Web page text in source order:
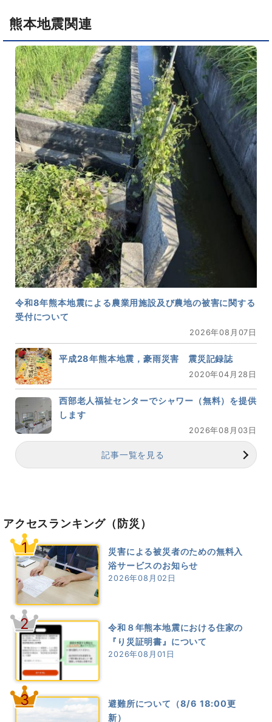
熊本地震関連
令和8年熊本地震による農業用施設及び農地の被害に関する
受付について
2026年08月07日
平成28年熊本地震，豪雨災害 震災記録誌
2020年04月28日
西部老人福祉センターでシャワー（無料）を提供
します
2026年08月03日
記事一覧を見る
アクセスランキング （防災）
1
災害による被災者のための無料入
浴サービスのお知らせ
2026年08月02日
2
令和８年熊本地震における住家の
『り災証明書』について
2026年08月01日
3
避難所について（8/6 18:00更
新）